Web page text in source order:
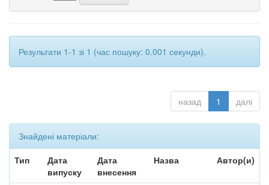
Результати 1-1 зі 1 (час пошуку: 0.001 секунди).
назад 1 далі
Знайдені матеріали:
Тип
Дата
випуску
Дата
внесення
Назва Автор(и)